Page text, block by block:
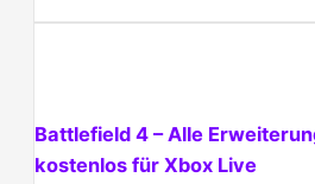
Battlefield 4 – Alle
kostenlos für Xbox Live